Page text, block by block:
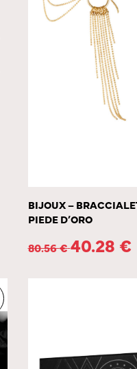
BIJOUX –
PIEDE D’ORO
80.56€40.28 €